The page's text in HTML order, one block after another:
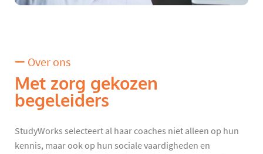
Over ons
Met zorg gekozen
begeleiders
StudyWorks selecteert al haar coaches niet alleen op hun
kennis, maar ook op hun sociale vaardigheden en